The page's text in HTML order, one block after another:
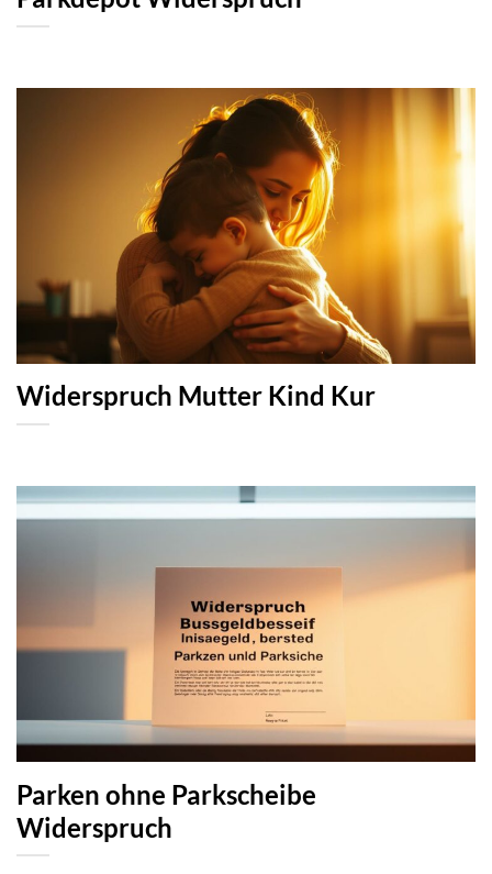
Widerspruch Mutter Kind Kur
Parken ohne Parkscheibe
Widerspruch